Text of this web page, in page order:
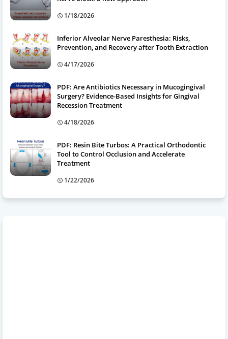
1/18/2026
Inferior Alveolar Nerve Paresthesia: Risks,
Prevention, and Recovery after Tooth Extraction
4/17/2026
PDF: Are Antibiotics Necessary in Mucogingival
Surgery? Evidence-Based Insights for Gingival
Recession Treatment
4/18/2026
PDF: Resin Bite Turbos: A Practical Orthodontic
Tool to Control Occlusion and Accelerate
Treatment
1/22/2026